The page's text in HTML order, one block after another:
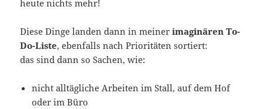
heute nichts mehr!
Diese Dinge landen dann in meinerimaginären To-
Do-Liste, ebenfalls nach Prioritäten sortiert:
das sind dann so Sachen, wie:
nicht alltägliche Arbeiten im Stall, auf dem Hof
oder im Büro